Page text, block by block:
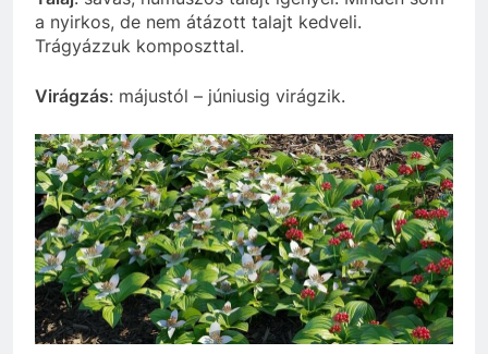
a nyirkos, de nem átázott talajt kedveli.
Trágyázzuk komposzttal.
Virágzás: májustól – júniusig virágzik.